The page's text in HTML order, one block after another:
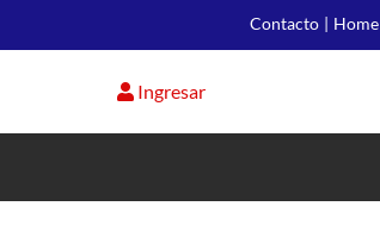
Contacto | Home
Ingresar